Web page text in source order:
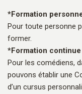
*Formation
Pour toute personne
former.
*Formation
Pour les comédiens,
pouvons établir une
d’un cursus